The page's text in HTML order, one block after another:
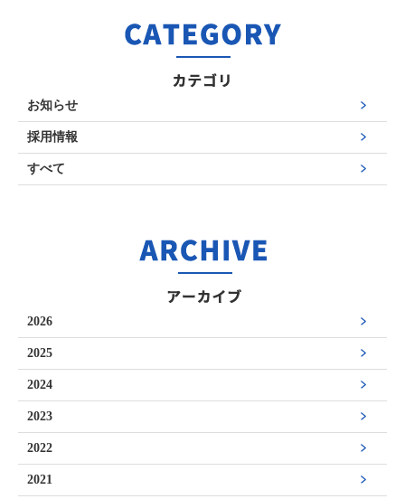
お知らせ
採用情報
すべて
2026
2025
2024
2023
2022
2021